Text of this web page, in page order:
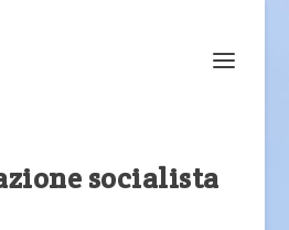
socialista